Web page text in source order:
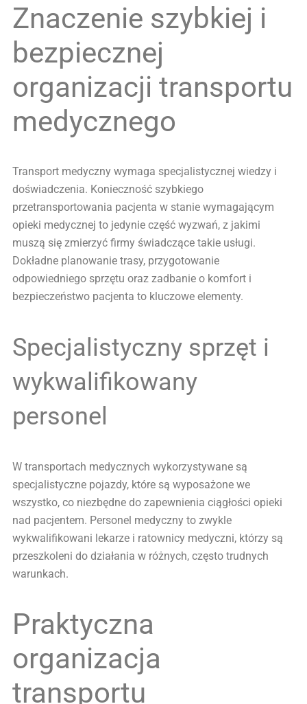
Znaczenie szybkiej i
bezpiecznej
organizacji transportu
medycznego
Transport medyczny wymaga specjalistycznej wiedzy i
doświadczenia. Konieczność szybkiego
przetransportowania pacjenta w stanie wymagającym
opieki medycznej to jedynie część wyzwań, z jakimi
muszą się zmierzyć firmy świadczące takie usługi.
Dokładne planowanie trasy, przygotowanie
odpowiedniego sprzętu oraz zadbanie o komfort i
bezpieczeństwo pacjenta to kluczowe elementy.
Specjalistyczny sprzęt i
wykwalifikowany
personel
W transportach medycznych wykorzystywane są
specjalistyczne pojazdy, które są wyposażone we
wszystko, co niezbędne do zapewnienia ciągłości opieki
nad pacjentem. Personel medyczny to zwykle
wykwalifikowani lekarze i ratownicy medyczni, którzy są
przeszkoleni do działania w różnych, często trudnych
warunkach.
Praktyczna
organizacja
transportu